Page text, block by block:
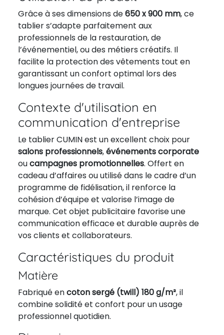
Grâce à ses dimensions de650 x 900 mm, ce
tablier s’adapte parfaitement aux
professionnels de la restauration, de
l’événementiel, ou des métiers créatifs. Il
facilite la protection des vêtements tout en
garantissant un confort optimal lors des
longues journées de travail.
Contexte d'utilisation en
communication d'entreprise
Le tablier CUMIN est un excellent choix pour
salons professionnels,événements corporate
oucampagnes promotionnelles. Offert en
cadeau d’affaires ou utilisé dans le cadre d’un
programme de fidélisation, il renforce la
cohésion d’équipe et valorise l’image de
marque. Cet objet publicitaire favorise une
communication efficace et durable auprès de
vos clients et collaborateurs.
Caractéristiques du produit
Matière
Fabriqué encoton sergé (twill) 180 g/m², il
combine solidité et confort pour un usage
professionnel quotidien.